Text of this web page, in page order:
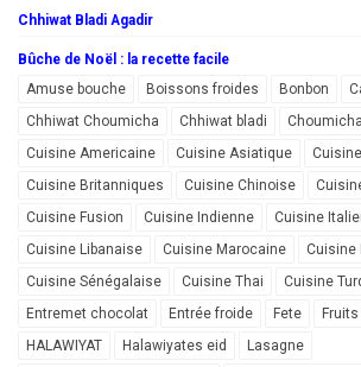
Chhiwat Bladi Agadir
Bûche de Noël : la recette facile
Amuse bouche
Boissons froides Bonbon
Chhiwat Choumicha
Chhiwat bladi
Cuisine Americaine
Cuisine Asiatique
Cuisine Britanniques
Cuisine Chinoise
Cuisine Fusion
Cuisine Indienne
Cuisine
Cuisine Libanaise
Cuisine Marocaine
Cuisine
Cuisine Sénégalaise
Cuisine Thai Cuisine
Entremet chocolat
Entrée froide Fete
HALAWIYAT
Halawiyates eid
Lasagne